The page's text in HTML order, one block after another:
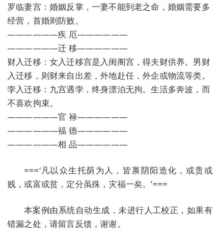
罗临妻宫：婚姻反掌，一妻不能到老之命，婚姻需要多
经营，首婚则防败。
——————疾 厄——————
——————迁 移——————
财入迁移：女入迁移宫是入闺阁宫，得夫财供养。男财
入迁移，则财来自出差，外地赴任，外企或物流等类。
孛入迁移：九宫遇孛，终身漂泊无拘。生活多奔波，而
不喜欢拘束。
——————官 禄——————
——————福 德——————
——————相 品——————
===‘凡以众生托荫为人，皆禀阴阳造化，或贵或
贱，或富或贫，定分虽殊，灾福一矣。’===
本案例由系统自动生成，未进行人工校正，如果有
错漏之处，请留言反馈，谢谢。